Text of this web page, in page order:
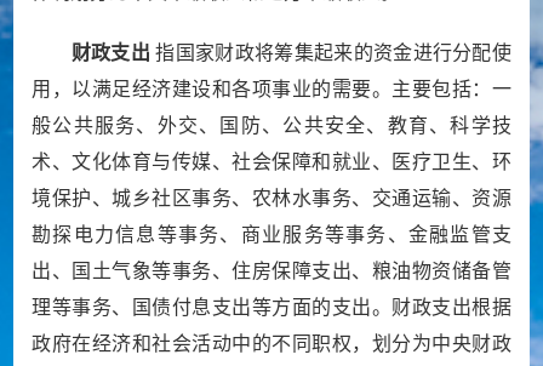
财政支出 指国家财政将筹集起来的资金进行分配使
用，以满足经济建设和各项事业的需要。主要包括：一
般公共服务、外交、国防、公共安全、教育、科学技
术、文化体育与传媒、社会保障和就业、医疗卫生、环
境保护、城乡社区事务、农林水事务、交通运输、资源
勘探电力信息等事务、商业服务等事务、金融监管支
出、国土气象等事务、住房保障支出、粮油物资储备管
理等事务、国债付息支出等方面的支出。财政支出根据
政府在经济和社会活动中的不同职权，划分为中央财政